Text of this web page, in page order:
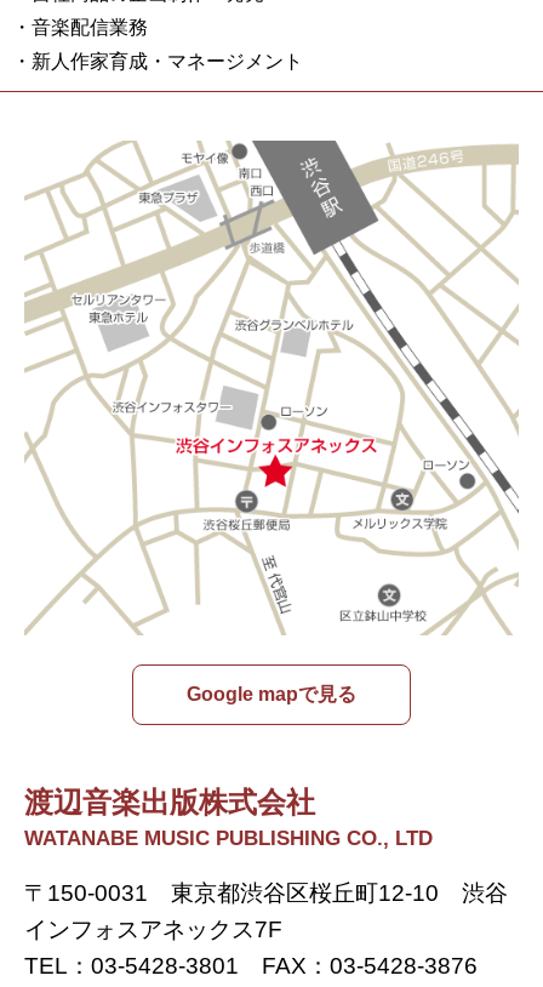
・音楽配信業務
・新人作家育成・マネージメント
Google mapで見る
渡辺音楽出版株式会社
WATANABE MUSIC PUBLISHING CO., LTD
〒150-0031 東京都渋谷区桜丘町12-10 渋谷
インフォスアネックス7F
TEL：03-5428-3801 FAX：03-5428-3876